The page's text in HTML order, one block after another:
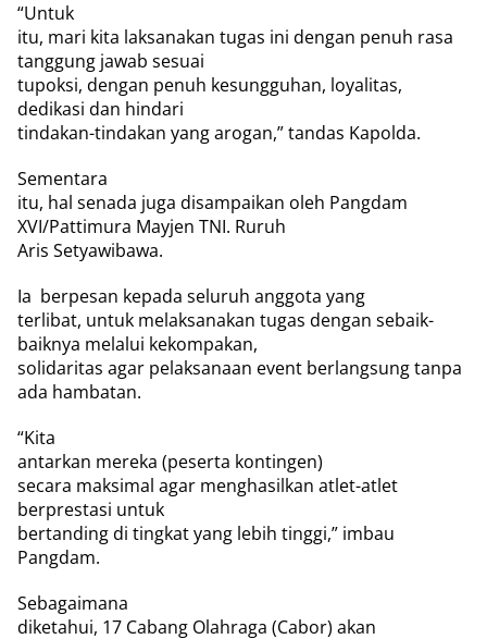
“Untuk
itu, mari kita laksanakan tugas ini dengan penuh rasa
tanggung jawab sesuai
tupoksi, dengan penuh kesungguhan, loyalitas,
dedikasi dan hindari
tindakan-tindakan yang arogan,” tandas Kapolda.
Sementara
itu, hal senada juga disampaikan oleh Pangdam
XVI/Pattimura Mayjen TNI. Ruruh
Aris Setyawibawa.
Ia berpesan kepada seluruh anggota yang
terlibat, untuk melaksanakan tugas dengan sebaik-
baiknya melalui kekompakan,
solidaritas agar pelaksanaan event berlangsung tanpa
ada hambatan.
“Kita
antarkan mereka (peserta kontingen)
secara maksimal agar menghasilkan atlet-atlet
berprestasi untuk
bertanding di tingkat yang lebih tinggi,” imbau
Pangdam.
Sebagaimana
diketahui, 17 Cabang Olahraga (Cabor) akan